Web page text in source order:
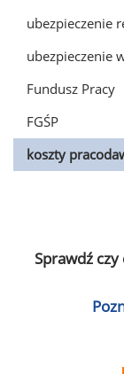
ubezpieczenie
ubezpieczenie
Fundusz Pracy
FGŚP
koszty
Sprawdź